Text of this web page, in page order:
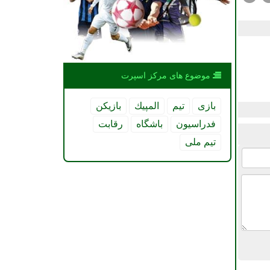
موضوع های مركز اسپرت
بازی تیم المپیك
بازیكن
فدراسیون
باشگاه
رقابت
تیم ملی